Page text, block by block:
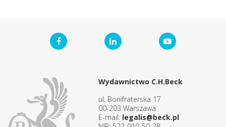
Wydawnictwo C.H.Beck
ul. Bonifraterska 17
00-203 Warszawa
E-mail: legalis@beck.pl